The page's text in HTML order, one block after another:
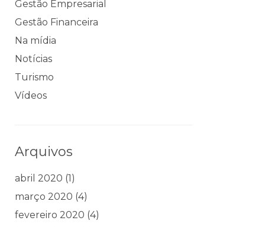
Gestão Empresarial
Gestão Financeira
Na mídia
Notícias
Turismo
Vídeos
Arquivos
abril 2020 (1)
março 2020 (4)
fevereiro 2020 (4)